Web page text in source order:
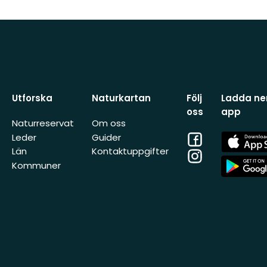
Utforska
Naturreservat
Leder
Län
Kommuner
Naturkartan
Om oss
Guider
Kontaktuppgifter
Följ
oss
Facebook
Instagram
Ladda
app
App
Store
App
Store